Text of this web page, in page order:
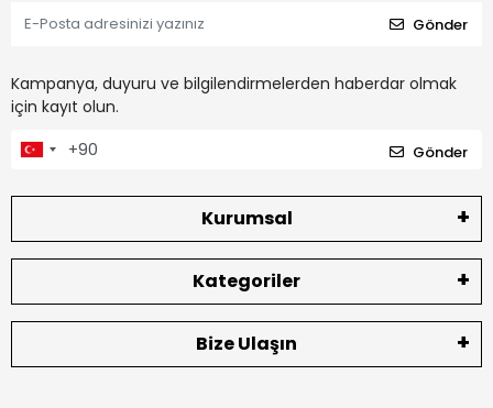
Gönder
Kampanya, duyuru ve bilgilendirmelerden haberdar olmak
için kayıt olun.
Gönder
Kurumsal
Kategoriler
Bize Ulaşın